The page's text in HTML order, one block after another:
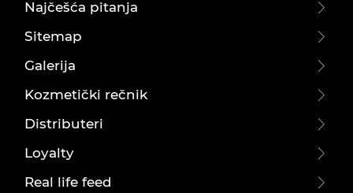
Najčešća pitanja
Sitemap
Galerija
Kozmetički rečnik
Distributeri
Loyalty
Real life feed